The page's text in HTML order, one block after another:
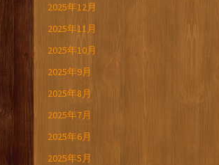
2025年12月
2025年11月
2025年10月
2025年9月
2025年8月
2025年7月
2025年6月
2025年5月